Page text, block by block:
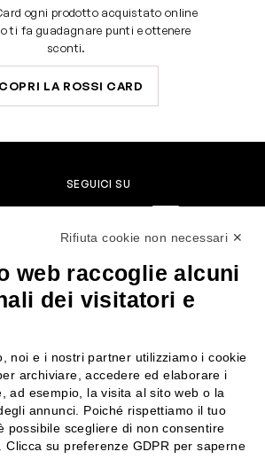
ogni prodotto acquistato online
ti fa guadagnare punti e ottenere
sconti.
LA ROSSI CARD
SEGUICI SU
vendita
Chi siamo
Contattaci
Negozi
Attiva la Rossi Card
Rifiuta cookie non necessari ✕
web raccoglie alcuni
dei visitatori e
noi e i nostri partner utilizziamo i cookie
archiviare, accedere ed elaborare i
ad esempio, la visita al sito web o la
annunci. Poiché rispettiamo il tuo
possibile scegliere di non consentire
Clicca su preferenze GDPR per saperne